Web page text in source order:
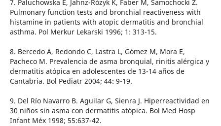
7. Paluchowska E, Jahnz-Rózyk K, Faber M, Samochocki Z.
Pulmonary function tests and bronchial reactiveness with
histamine in patients with atopic dermatitis and bronchial
asthma. Pol Merkur Lekarski 1996; 1: 313-15.
8. Bercedo A, Redondo C, Lastra L, Gómez M, Mora E,
Pacheco M. Prevalencia de asma bronquial, rinitis alérgica y
dermatitis atópica en adolescentes de 13-14 años de
Cantabria. Bol Pediatr 2004; 44: 9-19.
9. Del Río Navarro B. Aguilar G, Sienra J. Hiperreactividad en
30 niños sin asma con dermatitis atópica. Bol Med Hosp
Infant Méx 1998; 55:637-42.